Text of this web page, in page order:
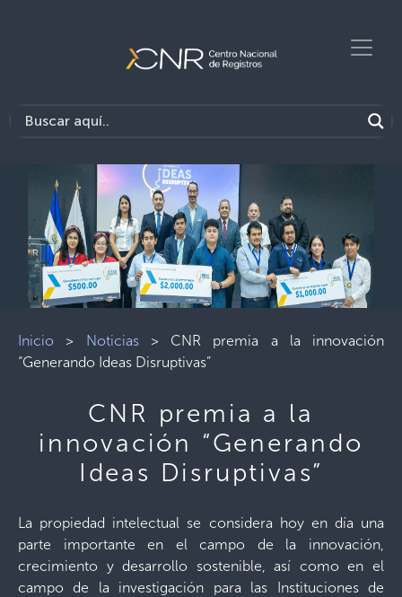
Inicio > Noticias> CNR premia a la innovación
“Generando Ideas Disruptivas”
CNR premia a la
innovación “Generando
Ideas Disruptivas”
La propiedad intelectual se considera hoy en día una
parte importante en el campo de la innovación,
crecimiento y desarrollo sostenible, así como en el
campo de la investigación para las Instituciones de